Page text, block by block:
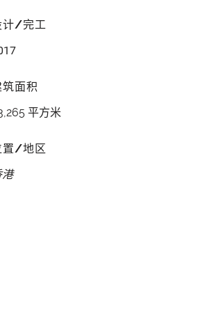
计/完工
筑面积
平方米
置/地区
港